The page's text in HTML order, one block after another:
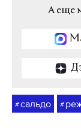
А еще
#сальдо #